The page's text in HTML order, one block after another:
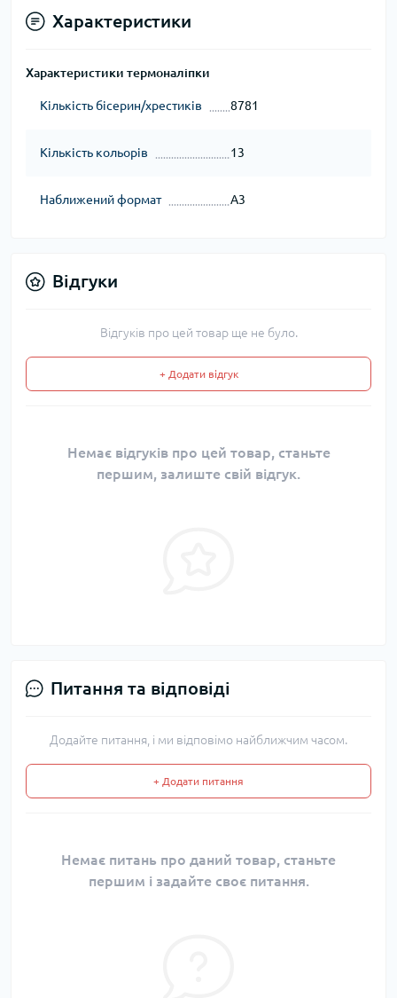
Характеристики
Характеристики термоналіпки
Кількість бісерин/хрестиків 8781
Кількість кольорів 13
Наближений формат А3
Відгуки
Відгуків про цей товар ще не було.
+ Додати відгук
Немає відгуків про цей товар, станьте
першим, залиште свій відгук.
Питання та відповіді
Додайте питання, і ми відповімо найближчим часом.
+ Додати питання
Немає питань про даний товар, станьте
першим і задайте своє питання.